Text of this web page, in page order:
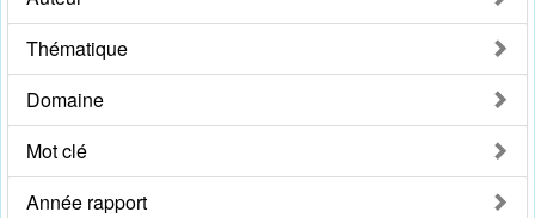
Thématique
Domaine
Mot clé
Année rapport